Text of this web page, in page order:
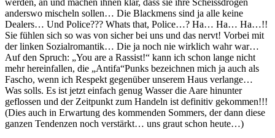
anderswo mischeln sollen… Die Blackmens sind ja alle keine
Dealers… Und Police??? Whats that, Police…? Ha… Ha… Ha…!!
Sie fühlen sich so was von sicher bei uns und das nervt! Vorbei mit
der linken Sozialromantik… Die ja noch nie wirklich wahr war…
Auf den Spruch: „You are a Rassist!“ kann ich schon lange nicht
mehr hereinfallen, die „Antifa“Punks bezeichnen mich ja auch als
Fascho, wenn ich Respekt gegenüber unserem Haus verlange…
Was solls. Es ist jetzt einfach genug Wasser die Aare hinunter
geflossen und der Zeitpunkt zum Handeln ist definitiv gekommen!!!
(Dies auch in Erwartung des kommenden Sommers, der dann diese
ganzen Tendenzen noch verstärkt… uns graut schon heute…)